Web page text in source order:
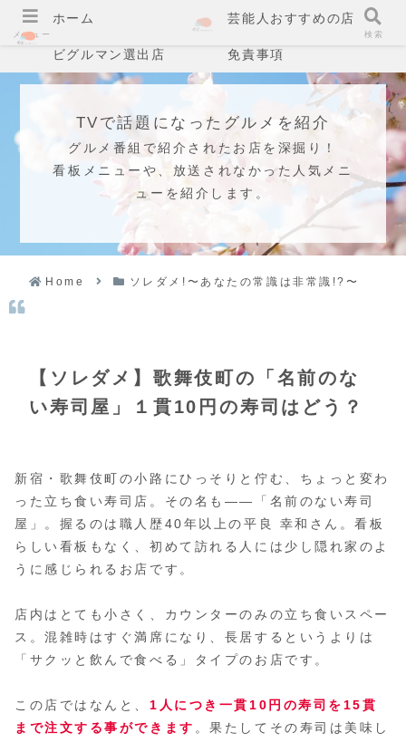
ホーム 芸能人おすすめの店
ビグルマン選出店 免責事項
TVで話題になったグルメを紹介
グルメ番組で紹介されたお店を深掘り！
看板メニューや、放送されなかった人気メニ
ューを紹介します。
Home ソレダメ!〜あなたの常識は非常識!?〜
【ソレダメ】歌舞伎町の「名前のな
い寿司屋」１貫10円の寿司はどう？
新宿・歌舞伎町の小路にひっそりと佇む、ちょっと変わ
った立ち食い寿司店。その名も――「名前のない寿司
屋」。握るのは職人歴40年以上の平良 幸和さん。看板
らしい看板もなく、初めて訪れる人には少し隠れ家のよ
うに感じられるお店です。
店内はとても小さく、カウンターのみの立ち食いスペー
ス。混雑時はすぐ満席になり、長居するというよりは
「サクッと飲んで食べる」タイプのお店です。
この店ではなんと、 1人につき一貫10円の寿司を15貫
まで注文する事ができます 。果たしてその寿司は美味し
メニュー 検索